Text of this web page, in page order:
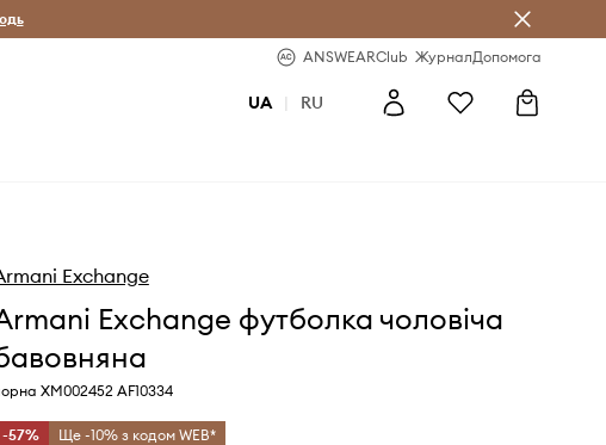
Club
ANSWEARClub ЖурналДопомога
UA | RU
Exchange
Exchange футболка чоловіча
XM002452 AF10334
-57% Ще -10% з кодом WEB*